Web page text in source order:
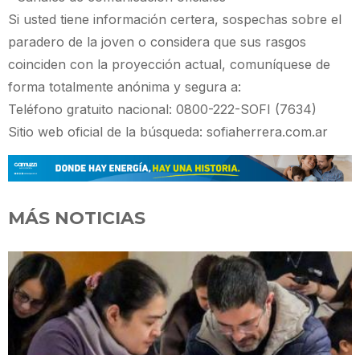
Si usted tiene información certera, sospechas sobre el
paradero de la joven o considera que sus rasgos
coinciden con la proyección actual, comuníquese de
forma totalmente anónima y segura a:
Teléfono gratuito nacional: 0800-222-SOFI (7634)
Sitio web oficial de la búsqueda: sofiaherrera.com.ar
MÁS NOTICIAS